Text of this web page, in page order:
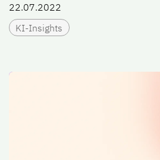
22.07.2022
KI-Insights